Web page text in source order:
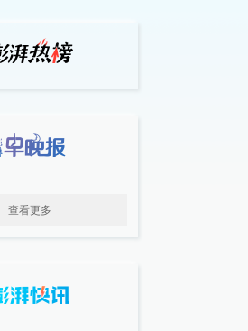
查看更多